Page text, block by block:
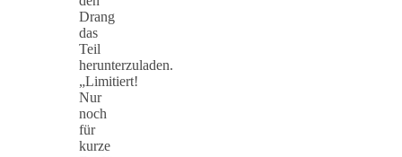
Drang
das
Teil
herunterzuladen.
„Limitiert!
Nur
noch
für
kurze